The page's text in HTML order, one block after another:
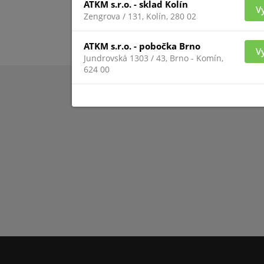
ATKM s.r.o. - sklad Kolín
Zengrova / 131, Kolín, 280 02
ATKM s.r.o. - pobočka Brno
Jundrovská 1303 / 43, Brno - Komín,
624 00